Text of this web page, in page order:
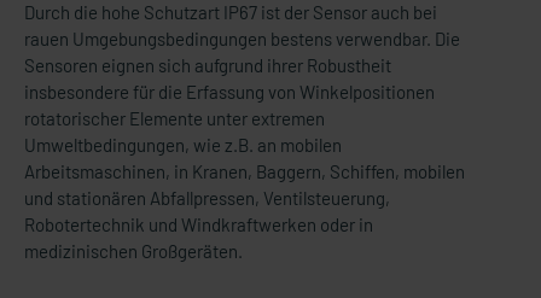
Durch die hohe Schutzart IP67 ist der Sensor auch bei
rauen Umgebungsbedingungen bestens verwendbar. Die
Sensoren eignen sich aufgrund ihrer Robustheit
insbesondere für die Erfassung von Winkelpositionen
rotatorischer Elemente unter extremen
Umweltbedingungen, wie z.B. an mobilen
Arbeitsmaschinen, in Kranen, Baggern, Schiffen, mobilen
und stationären Abfallpressen, Ventilsteuerung,
Robotertechnik und Windkraftwerken oder in
medizinischen Großgeräten.